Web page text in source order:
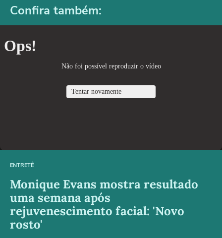
Confira também:
ENTRETÊ
Monique Evans mostra resultado
uma semana após
rejuvenescimento facial: 'Novo
rosto'